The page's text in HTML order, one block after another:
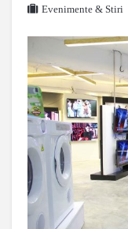
Evenimente & Stiri